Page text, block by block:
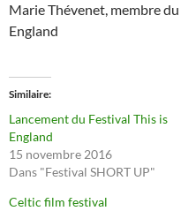
Marie Thévenet, membre
England
Similaire
Lancement du Festival This is
England
15 novembre 2016
Dans "Festival SHORT UP"
Celtic film festival